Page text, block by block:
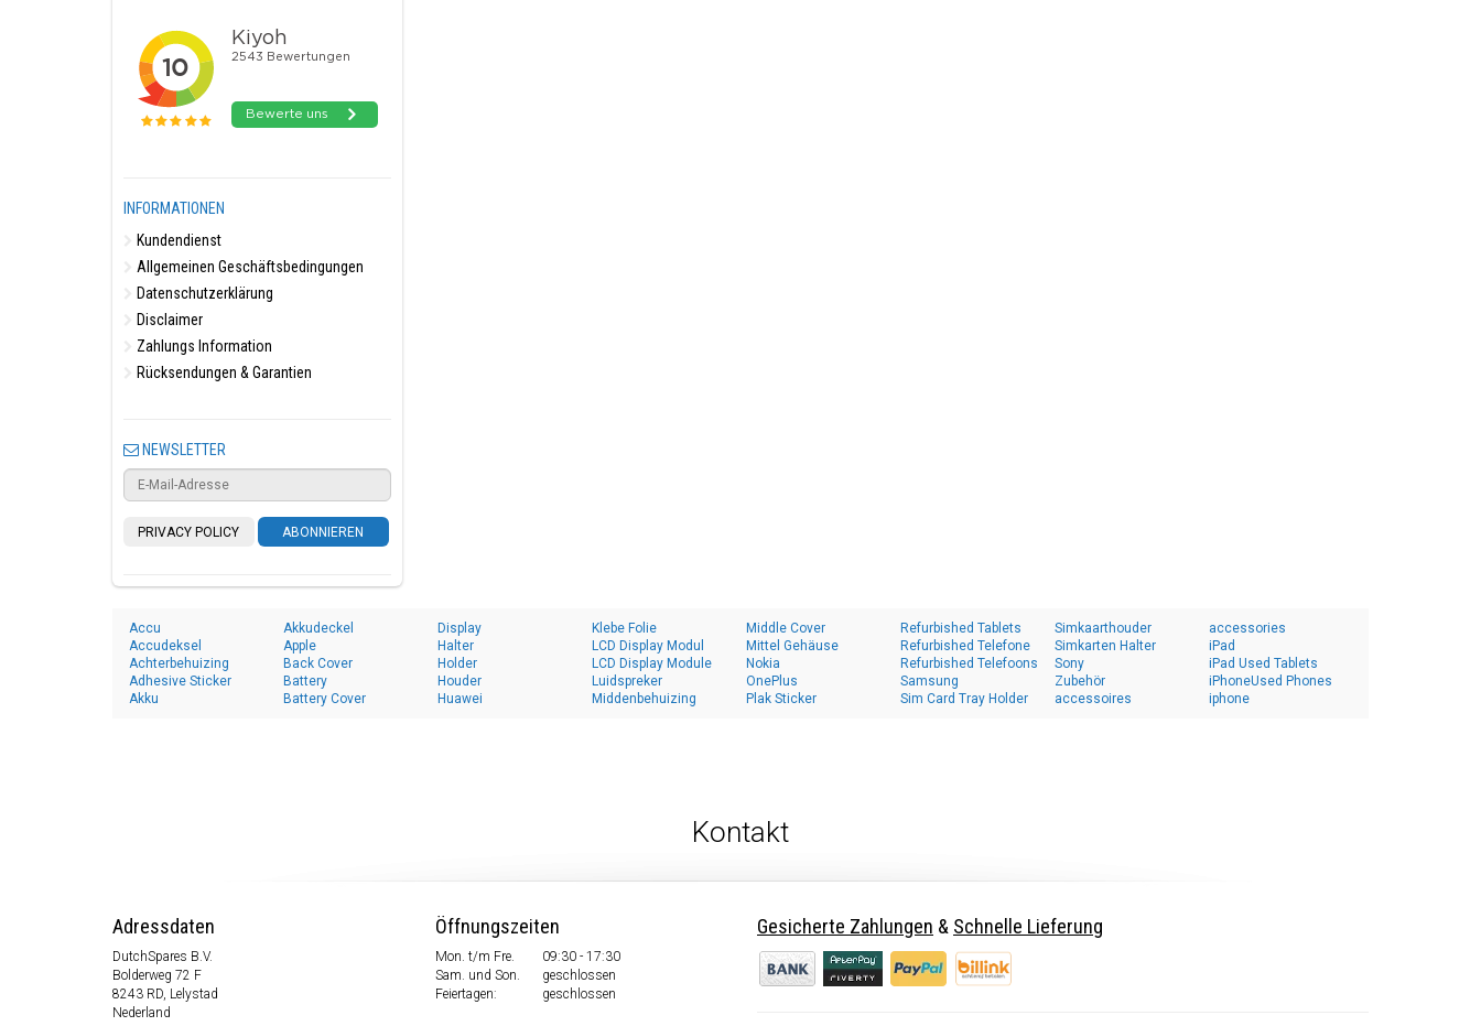
INFORMATIONEN
Kundendienst
Allgemeinen Geschäftsbedingungen
Datenschutzerklärung
Disclaimer
Zahlungs Information
Rücksendungen & Garantien
NEWSLETTER
PRIVACY POLICY ABONNIEREN
Accu
Accudeksel
Achterbehuizing
Adhesive Sticker
Akku
Akkudeckel
Apple
Back Cover
Battery
Battery Cover
Display
Halter
Holder
Houder
Huawei
Klebe Folie
LCD Display Modul
LCD Display Module
Luidspreker
Middenbehuizing
Middle Cover
Mittel Gehäuse
Nokia
OnePlus
Plak Sticker
Refurbished Tablets
Refurbished Telefone
Refurbished Telefoons
Samsung
Sim Card Tray Holder
Simkaarthouder
Simkarten Halter
Sony
Zubehör
accessoires
accessories
iPad
iPad Used Tablets
iPhoneUsed Phones
iphone
Kontakt
Adressdaten
DutchSpares B.V.
Bolderweg 72 F
8243 RD, Lelystad
Nederland
Öffnungszeiten
Mon. t/m Fre.
09:30 - 17:30
Sam. und Son.
geschlossen
Feiertagen:
geschlossen
Gesicherte Zahlungen & Schnelle Lieferung